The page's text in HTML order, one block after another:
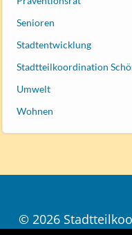
Senioren
Stadtentwicklung
Stadtteilkoordination
Umwelt
Wohnen
© 2026